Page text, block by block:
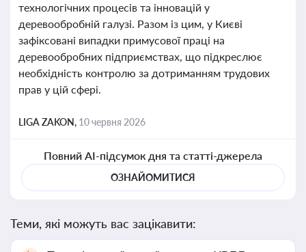
технологічних процесів та інновацій у
деревообробній галузі. Разом із цим, у Києві
зафіксовані випадки примусової праці на
деревообробних підприємствах, що підкреслює
необхідність контролю за дотриманням трудових
прав у цій сфері.
LIGA ZAKON, 10 червня 2026
Повний AI-підсумок дня та статті-джерела
ОЗНАЙОМИТИСЯ
Теми, які можуть вас зацікавити: